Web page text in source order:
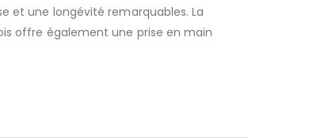
et une longévité remarquables. La
offre également une prise en main